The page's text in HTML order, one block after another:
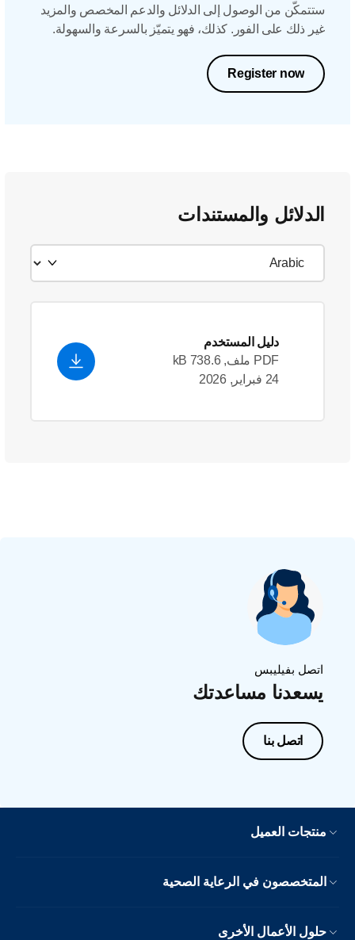
ستتمكّن من الوصول إلى الدلائل والدعم المخصص والمزيد
غير ذلك على الفور. كذلك، فهو يتميّز بالسرعة والسهولة.
Register now
الدلائل والمستندات
دليل المستخدم
PDF ملف, 738.6 kB
24 فبراير, 2026
اتصل بفيليبس
يسعدنا مساعدتك
اتصل بنا
منتجات العميل
المتخصصون في الرعاية الصحية
حلول الأعمال الأخرى